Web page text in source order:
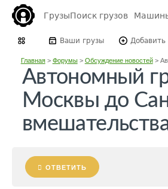
ГрузыПоиск грузов
Ваши грузы Добавить
Главная> Форумы> Обсуждение новостей>
Автономный
Москвы до
ОТВЕТИТЬ